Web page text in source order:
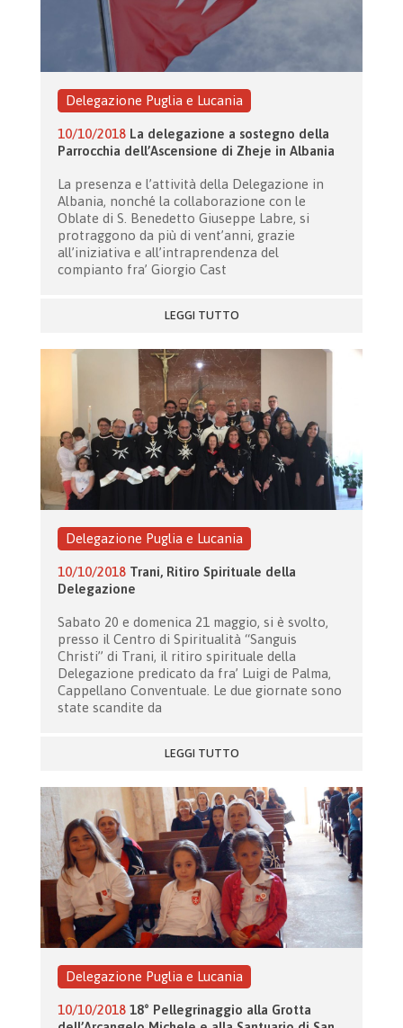
Delegazione Puglia e Lucania
10/10/2018 La delegazione a sostegno della
Parrocchia dell’Ascensione di Zheje in Albania
La presenza e l’attività della Delegazione in
Albania, nonché la collaborazione con le
Oblate di S. Benedetto Giuseppe Labre, si
protraggono da più di vent’anni, grazie
all’iniziativa e all’intraprendenza del
compianto fra’ Giorgio Cast
LEGGI TUTTO
Delegazione Puglia e Lucania
10/10/2018 Trani, Ritiro Spirituale della
Delegazione
Sabato 20 e domenica 21 maggio, si è svolto,
presso il Centro di Spiritualità “Sanguis
Christi” di Trani, il ritiro spirituale della
Delegazione predicato da fra’ Luigi de Palma,
Cappellano Conventuale. Le due giornate sono
state scandite da
LEGGI TUTTO
Delegazione Puglia e Lucania
10/10/2018 18° Pellegrinaggio alla Grotta